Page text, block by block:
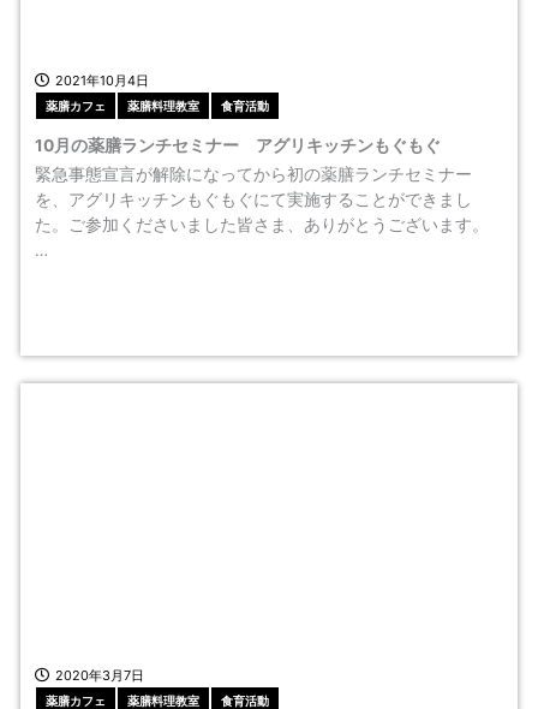
2021年10月4日
薬膳カフェ 薬膳料理教室 食育活動
10月の薬膳ランチセミナー アグリキッチンもぐもぐ
緊急事態宣言が解除になってから初の薬膳ランチセミナー
を、アグリキッチンもぐもぐにて実施することができまし
た。ご参加くださいました皆さま、ありがとうございます。
…
2020年3月7日
薬膳カフェ 薬膳料理教室 食育活動